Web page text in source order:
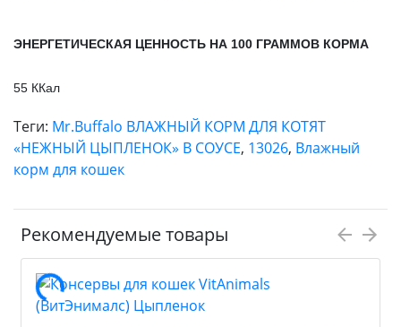
ЭНЕРГЕТИЧЕСКАЯ ЦЕННОСТЬ НА 100 ГРАММОВ КОРМА
55 ККал
Теги: Mr.Buffalo ВЛАЖНЫЙ КОРМ ДЛЯ КОТЯТ
«НЕЖНЫЙ ЦЫПЛЕНОК» В СОУСЕ, 13026, Влажный
корм для кошек
Рекомендуемые товары